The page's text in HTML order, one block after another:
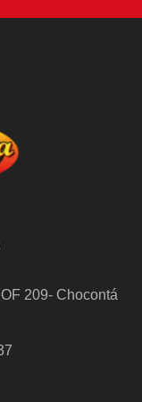
209- Chocontá